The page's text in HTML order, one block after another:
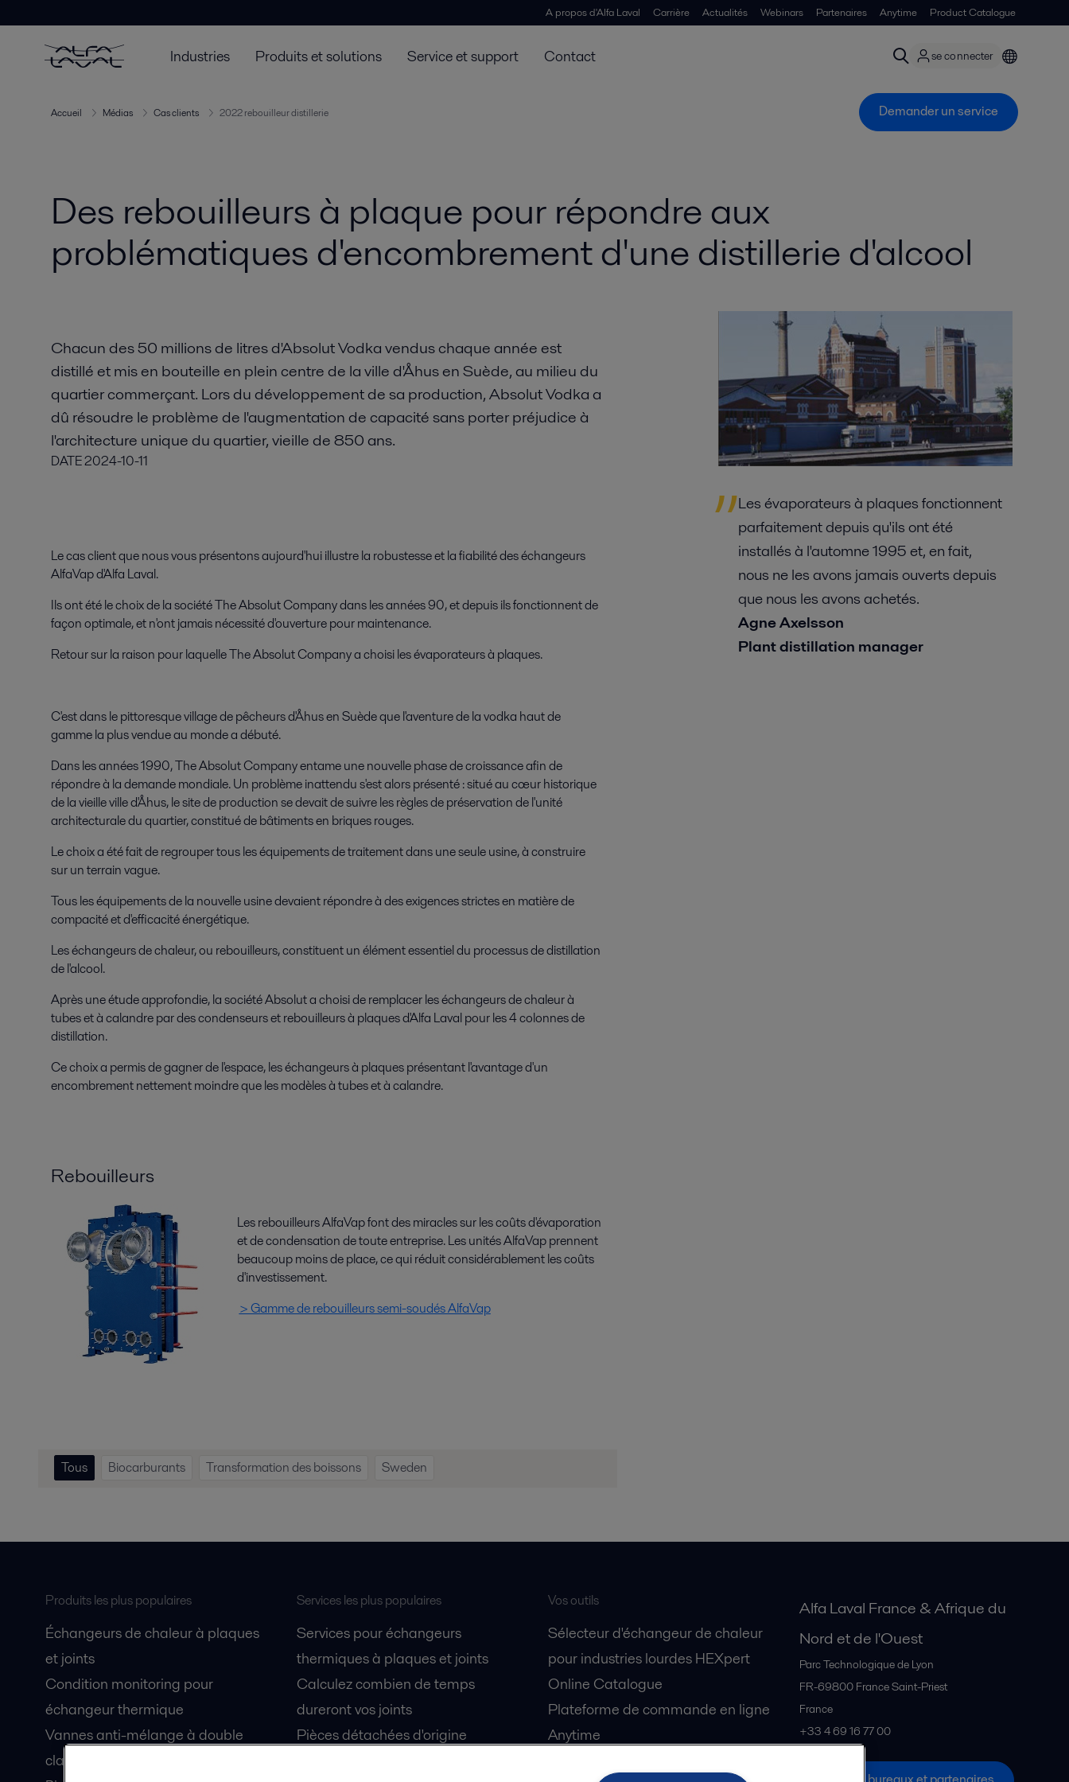
A propos d'Alfa Laval Carrière Actualités Webinars Partenaires Anytime Product Catalogue
Industries Produits et solutions Service et support Contact se connecter
Accueil Médias Cas clients 2022 rebouilleur distillerie Demander un service
Des rebouilleurs à plaque pour répondre aux
problématiques d'encombrement d'une distillerie d'alcool
Chacun des 50 millions de litres d'Absolut Vodka vendus chaque année est
distillé et mis en bouteille en plein centre de la ville d'Åhus en Suède, au milieu du
quartier commerçant. Lors du développement de sa production, Absolut Vodka a
dû résoudre le problème de l'augmentation de capacité sans porter préjudice à
l'architecture unique du quartier, vieille de 850 ans.
DATE2024-10-11
Le cas client que nous vous présentons aujourd'hui illustre la robustesse et la fiabilité des échangeurs
AlfaVap d'Alfa Laval.
Ils ont été le choix de la société The Absolut Company dans les années 90, et depuis ils fonctionnent de
façon optimale, et n'ont jamais nécessité d'ouverture pour maintenance.
Retour sur la raison pour laquelle The Absolut Company a choisi les évaporateurs à plaques.
C'est dans le pittoresque village de pêcheurs d'Åhus en Suède que l'aventure de la vodka haut de
gamme la plus vendue au monde a débuté.
Dans les années 1990, The Absolut Company entame une nouvelle phase de croissance afin de
répondre à la demande mondiale. Un problème inattendu s'est alors présenté : situé au cœur historique
de la vieille ville d'Åhus, le site de production se devait de suivre les règles de préservation de l'unité
architecturale du quartier, constitué de bâtiments en briques rouges.
Le choix a été fait de regrouper tous les équipements de traitement dans une seule usine, à construire
sur un terrain vague.
Tous les équipements de la nouvelle usine devaient répondre à des exigences strictes en matière de
compacité et d'efficacité énergétique.
Les échangeurs de chaleur, ou rebouilleurs, constituent un élément essentiel du processus de distillation
de l'alcool.
Après une étude approfondie, la société Absolut a choisi de remplacer les échangeurs de chaleur à
tubes et à calandre par des condenseurs et rebouilleurs à plaques d'Alfa Laval pour les 4 colonnes de
distillation.
Ce choix a permis de gagner de l'espace, les échangeurs à plaques présentant l'avantage d'un
encombrement nettement moindre que les modèles à tubes et à calandre.
Rebouilleurs
Les rebouilleurs AlfaVap font des miracles sur les coûts d'évaporation
et de condensation de toute entreprise. Les unités AlfaVap prennent
beaucoup moins de place, ce qui réduit considérablement les coûts
d'investissement.
> Gamme de rebouilleurs semi-soudés AlfaVap
Les évaporateurs à plaques fonctionnent
parfaitement depuis qu'ils ont été
installés à l'automne 1995 et, en fait,
nous ne les avons jamais ouverts depuis
que nous les avons achetés.
Agne Axelsson
Plant distillation manager
Tous Biocarburants Transformation des boissons Sweden
Produits les plus populaires
Échangeurs de chaleur à plaques
et joints
Condition monitoring pour
échangeur thermique
Vannes anti-mélange à double
clapet Unique Mixproof
Services les plus populaires
Services pour échangeurs
thermiques à plaques et joints
Calculez combien de temps
dureront vos joints
Pièces détachées d'origine
Vos outils
Sélecteur d'échangeur de chaleur
pour industries lourdes HEXpert
Online Catalogue
Plateforme de commande en ligne
Anytime
Alfa Laval France & Afrique du
Nord et de l'Ouest
Parc Technologique de Lyon
FR-69800 France Saint-Priest
France
+33 4 69 16 77 00